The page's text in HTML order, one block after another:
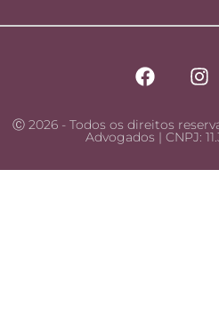
Ⓒ 2026 - Todos os direitos
Advogados | CNPJ: